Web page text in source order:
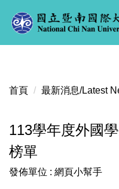
到
區
首頁 最新消息/Latest
113學年度外國
榜單
發佈單位 : 網頁小幫手